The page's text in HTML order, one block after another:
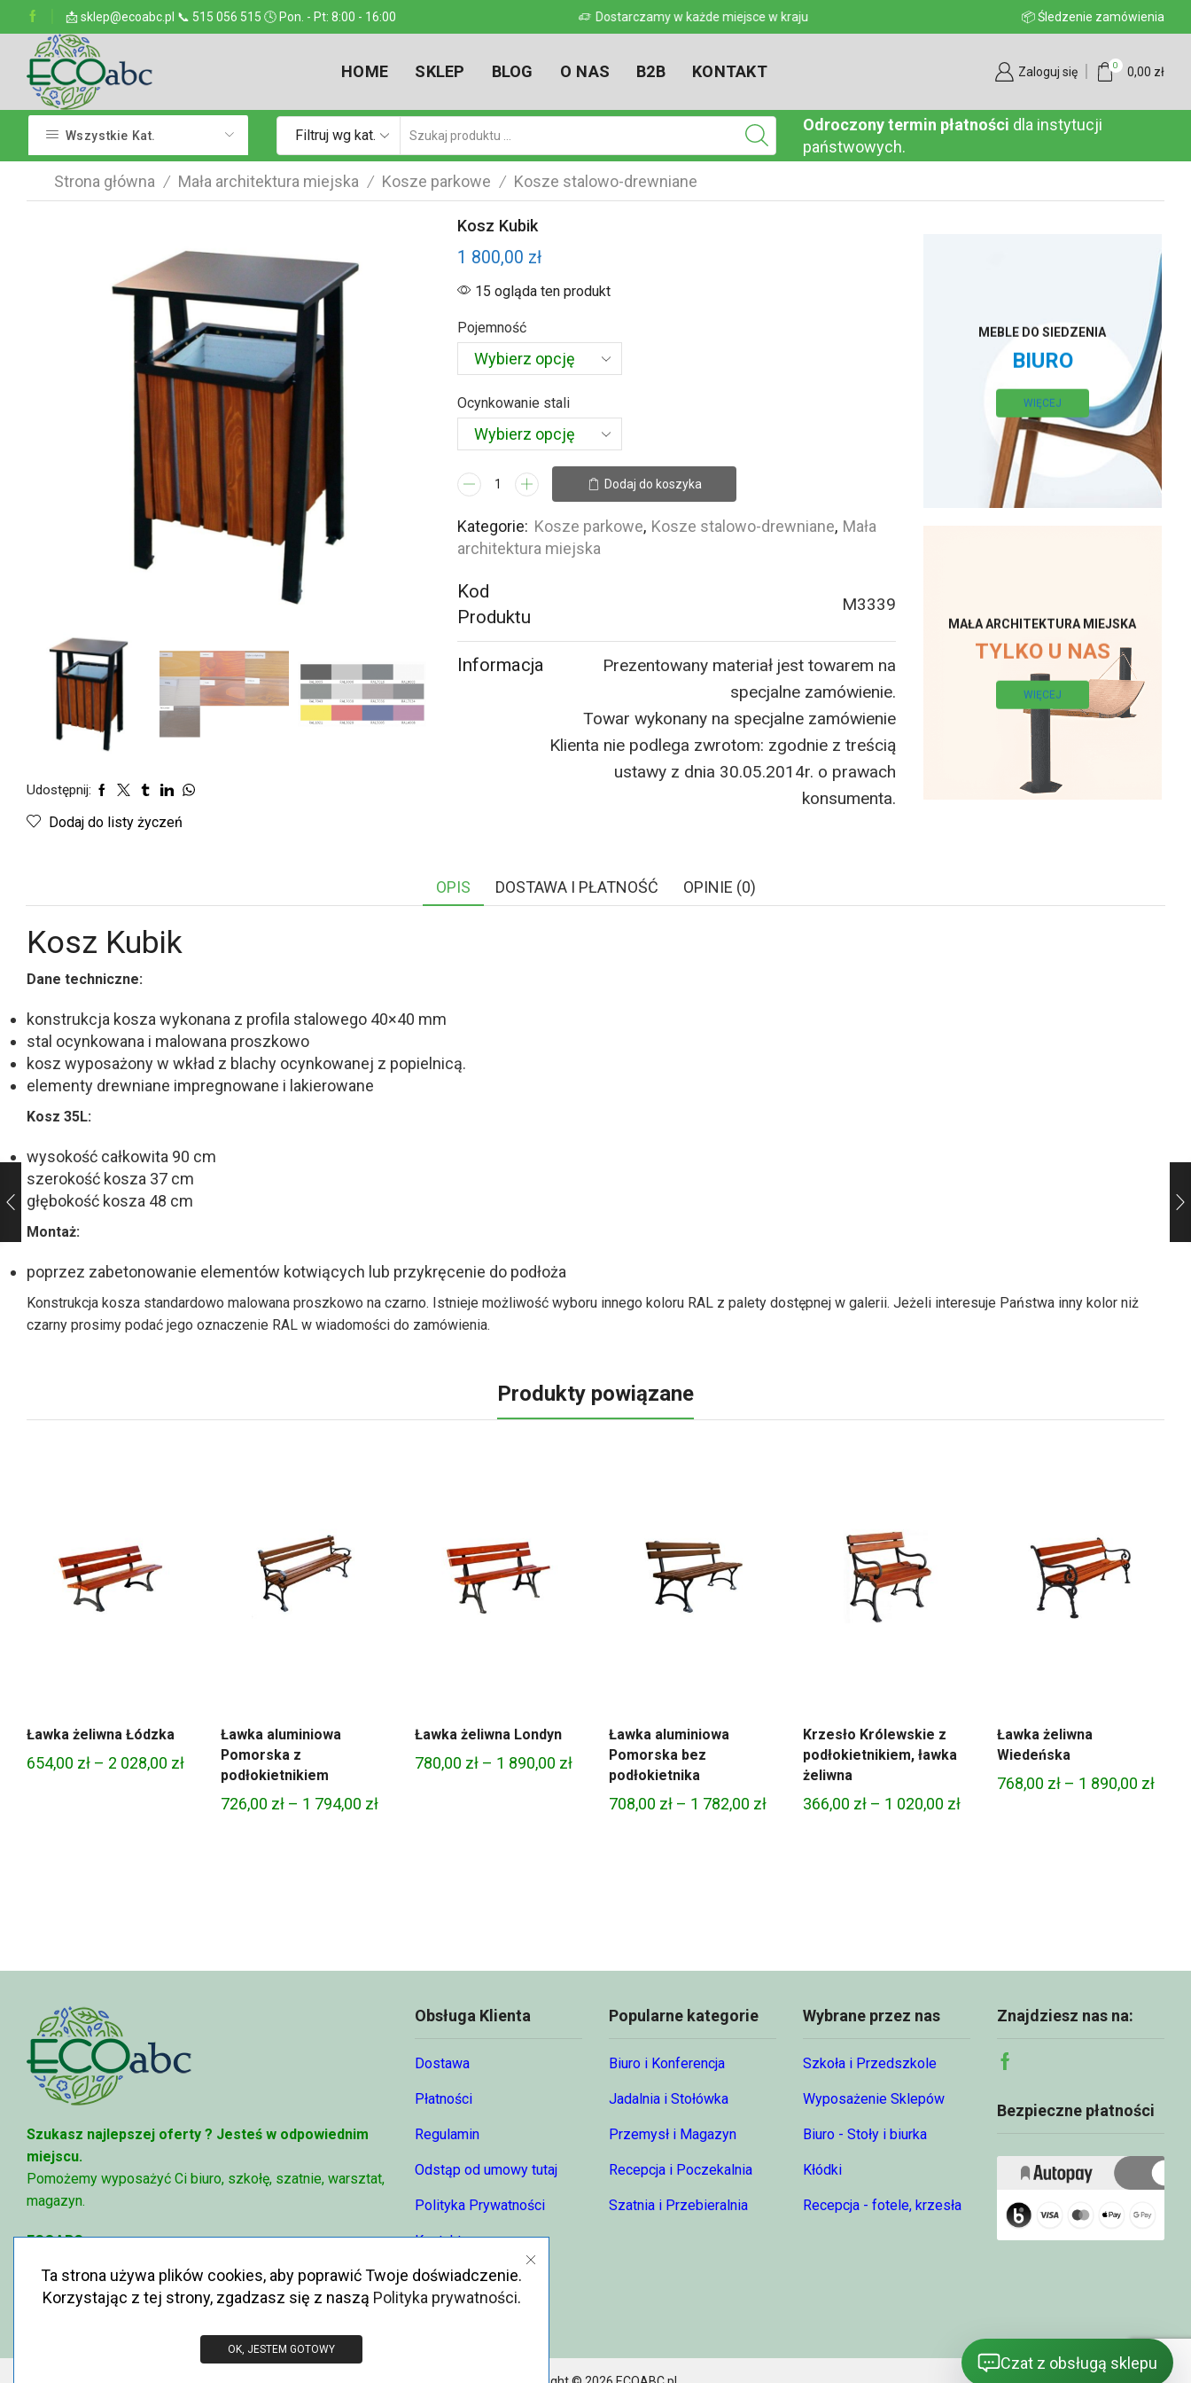
📩 sklep@ecoabc.pl 📞 515 056 515 🕓 Pon. - Pt: 8:00 - 16:00
w kraju Dostarczamy w każde miejsce w kraju Dostarczamy w każde miejsce w kraju 📦 Śledzenie zamówienia
HOME SKLEP BLOG O NAS B2B KONTAKT Zaloguj się 0 0,00 zł
Wszystkie Kat. Filtruj wg kat.
wyszukiwania
Odroczony termin płatności dla instytucji
państwowych.
Strona główna / Mała architektura miejska / Kosze parkowe / Kosze stalowo-drewniane
Udostępnij:
Dodaj do listy życzeń
Kosz Kubik
1 800,00 zł
15 ogląda ten produkt
Pojemność
Ocynkowanie stali
ilość
Kubik
Dodaj do koszyka
Kategorie: Kosze parkowe, Kosze stalowo-drewniane, Mała
architektura miejska
Kod
Produktu
M3339
Informacja
Prezentowany materiał jest towarem na
specjalne zamówienie.
Towar wykonany na specjalne zamówienie
Klienta nie podlega zwrotom: zgodnie z treścią
ustawy z dnia 30.05.2014r. o prawach
konsumenta.
MEBLE DO SIEDZENIA
BIURO
WIĘCEJ
MAŁA ARCHITEKTURA MIEJSKA
TYLKO U NAS
WIĘCEJ
OPIS DOSTAWA I PŁATNOŚĆ OPINIE (0)
Kosz Kubik
Dane techniczne:
konstrukcja kosza wykonana z profila stalowego 40×40 mm
stal ocynkowana i malowana proszkowo
kosz wyposażony w wkład z blachy ocynkowanej z popielnicą.
elementy drewniane impregnowane i lakierowane
Kosz 35L:
wysokość całkowita 90 cm
szerokość kosza 37 cm
głębokość kosza 48 cm
Montaż:
poprzez zabetonowanie elementów kotwiących lub przykręcenie do podłoża
Konstrukcja kosza standardowo malowana proszkowo na czarno. Istnieje możliwość wyboru innego koloru RAL z palety dostępnej w galerii. Jeżeli interesuje Państwa inny kolor niż
czarny prosimy podać jego oznaczenie RAL w wiadomości do zamówienia.
Produkty powiązane
Ławka żeliwna Łódzka
654,00 zł – 2 028,00 złZakres
Ławka aluminiowa
Pomorska z
podłokietnikiem
726,00 zł – 1 794,00 złZakres
Ławka żeliwna Londyn
780,00 zł – 1 890,00 złZakres
Ławka aluminiowa
Pomorska bez
podłokietnika
708,00 zł – 1 782,00 złZakres
Krzesło Królewskie z
podłokietnikiem, ławka
żeliwna
366,00 zł – 1 020,00 złZakres
Ławka żeliwna
Wiedeńska
768,00 zł – 1 890,00 zł
Szukasz najlepszej oferty ? Jesteś w odpowiednim
miejscu.
Pomożemy wyposażyć Ci biuro, szkołę, szatnie, warsztat,
magazyn.
ECOABC
515-056-515
Królewska 6, 05-825 Grodzisk Mazowiecki
Obsługa Klienta
Dostawa
Płatności
Regulamin
Odstąp od umowy tutaj
Polityka Prywatności
Kontakt
O nas
Popularne kategorie
Biuro i Konferencja
Jadalnia i Stołówka
Przemysł i Magazyn
Recepcja i Poczekalnia
Szatnia i Przebieralnia
Wybrane przez nas
Szkoła i Przedszkole
Wyposażenie Sklepów
Biuro - Stoły i biurka
Kłódki
Recepcja - fotele, krzesła
Znajdziesz nas na:
Facebook
Bezpieczne płatności
Ta strona używa plików cookies, aby poprawić Twoje doświadczenie.
Korzystając z tej strony, zgadzasz się z naszą Polityka prywatności.
OK, JESTEM GOTOWY
Czat z obsługą sklepu